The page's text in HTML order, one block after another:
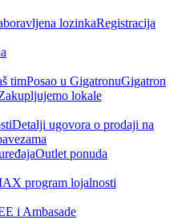
lozinkaRegistracija
timPosao u GigatronuGigatron
lokale
Detalji ugovora o prodaji na
Outlet ponuda
program lojalnosti
i Ambasade